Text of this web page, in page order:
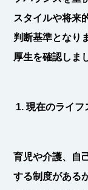
スタイルや将来
判断基準となり
厚生を確認しま
1. 現在のライ
育児や介護、自
する制度がある